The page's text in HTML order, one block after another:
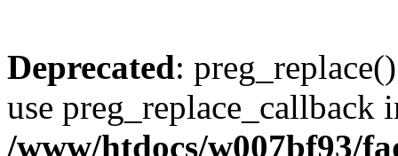
Deprecated:
use preg_replace_callback
/www/htdocs/w007bf93/